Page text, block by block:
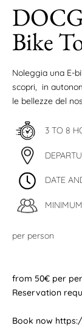
Bike
Noleggia una E-
scopri, in
le bellezze del
3 TO 8
DATE
per person
from 50€ per
Reservation
Book now